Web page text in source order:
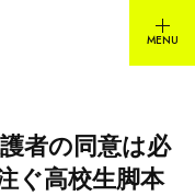
者の同意は必
ぐ高校生脚本